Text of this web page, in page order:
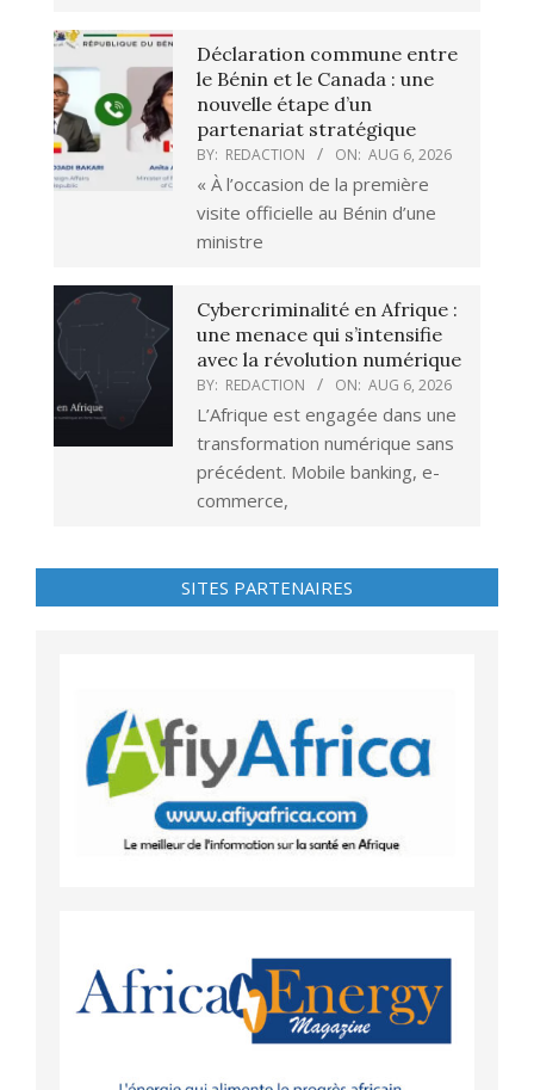
Déclaration commune entre
le Bénin et le Canada : une
nouvelle étape d’un
partenariat stratégique
BY: REDACTION ON: AUG 6, 2026
« À l’occasion de la première
visite officielle au Bénin d’une
ministre
Cybercriminalité en Afrique :
une menace qui s’intensifie
avec la révolution numérique
BY: REDACTION ON: AUG 6, 2026
L’Afrique est engagée dans une
transformation numérique sans
précédent. Mobile banking, e-
commerce,
SITES PARTENAIRES